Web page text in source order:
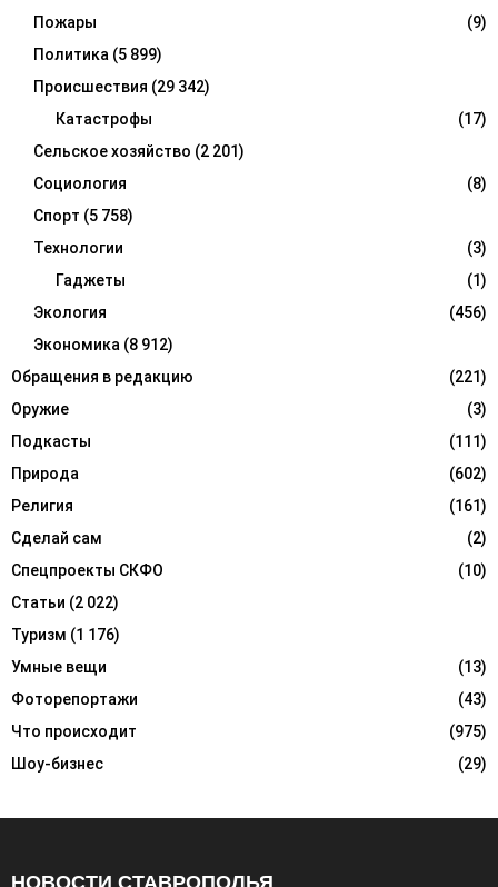
Пожары
(9)
Политика (5 899)
Происшествия (29 342)
Катастрофы
(17)
Сельское хозяйство (2 201)
Социология
(8)
Спорт (5 758)
Технологии
(3)
Гаджеты
(1)
Экология
(456)
Экономика (8 912)
Обращения в редакцию
(221)
Оружие
(3)
Подкасты
(111)
Природа
(602)
Религия
(161)
Сделай сам
(2)
Спецпроекты СКФО
(10)
Статьи (2 022)
Туризм (1 176)
Умные вещи
(13)
Фоторепортажи
(43)
Что происходит
(975)
Шоу-бизнес
(29)